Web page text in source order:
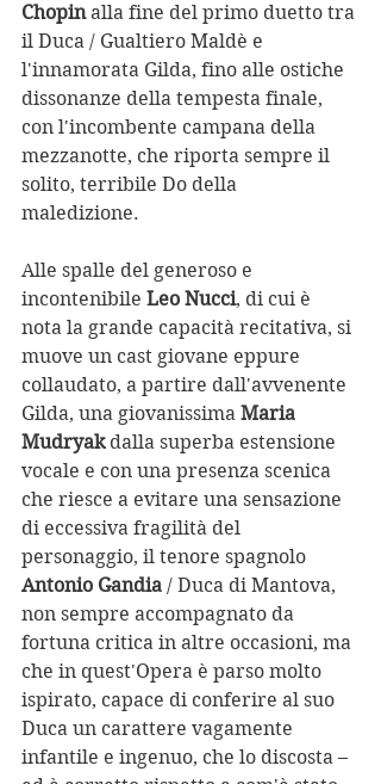
Chopin alla fine del primo duetto tra
il Duca / Gualtiero Maldè e
l'innamorata Gilda, fino alle ostiche
dissonanze della tempesta finale,
con l'incombente campana della
mezzanotte, che riporta sempre il
solito, terribile Do della
maledizione.
Alle spalle del generoso e
incontenibile Leo Nucci, di cui è
nota la grande capacità recitativa, si
muove un cast giovane eppure
collaudato, a partire dall'avvenente
Gilda, una giovanissima Maria
Mudryak dalla superba estensione
vocale e con una presenza scenica
che riesce a evitare una sensazione
di eccessiva fragilità del
personaggio, il tenore spagnolo
Antonio Gandia / Duca di Mantova,
non sempre accompagnato da
fortuna critica in altre occasioni, ma
che in quest'Opera è parso molto
ispirato, capace di conferire al suo
Duca un carattere vagamente
infantile e ingenuo, che lo discosta –